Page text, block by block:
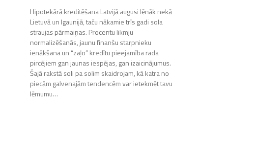
Hipotekārā kreditēšana Latvijā augusi lēnāk nekā
Lietuvā un Igaunijā, taču nākamie trīs gadi sola
straujas pārmaiņas. Procentu likmju
normalizēšanās, jaunu finanšu starpnieku
ienākšana un “zaļo” kredītu pieejamība rada
pircējiem gan jaunas iespējas, gan izaicinājumus.
Šajā rakstā soli pa solim skaidrojam, kā katra no
piecām galvenajām tendencēm var ietekmēt tavu
lēmumu…